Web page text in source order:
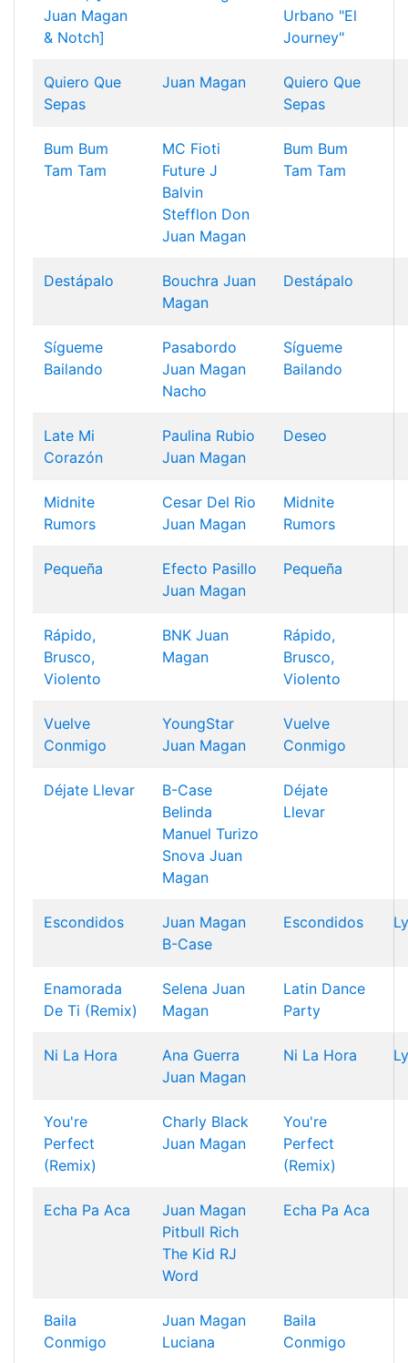
Juan Magan
& Notch]
Urbano "El
Journey"
Quiero Que
Sepas
Juan Magan
Quiero Que
Sepas
Bum Bum
Tam Tam
MC Fioti
Future J
Balvin
Stefflon Don
Juan Magan
Bum Bum
Tam Tam
Destápalo Bouchra Juan
Magan
Destápalo
Sígueme
Bailando
Pasabordo
Juan Magan
Nacho
Sígueme
Bailando
Late Mi
Corazón
Paulina Rubio
Juan Magan
Deseo
Midnite
Rumors
Cesar Del Rio
Juan Magan
Midnite
Rumors
Pequeña
Efecto Pasillo
Juan Magan
Pequeña
Rápido,
Brusco,
Violento
BNK Juan
Magan
Rápido,
Brusco,
Violento
Vuelve
Conmigo
YoungStar
Juan Magan
Vuelve
Conmigo
Déjate Llevar
B-Case
Belinda
Manuel Turizo
Snova Juan
Magan
Déjate
Llevar
Escondidos
Juan Magan
B-Case
Escondidos
Enamorada
De Ti (Remix)
Selena Juan
Magan
Latin Dance
Party
Ni La Hora
Ana Guerra
Juan Magan
Ni La Hora
You're
Perfect
(Remix)
Charly Black
Juan Magan
You're
Perfect
(Remix)
Echa Pa Aca
Juan Magan
Pitbull Rich
The Kid RJ
Word
Echa Pa Aca
Baila
Conmigo
Juan Magan
Luciana
Baila
Conmigo